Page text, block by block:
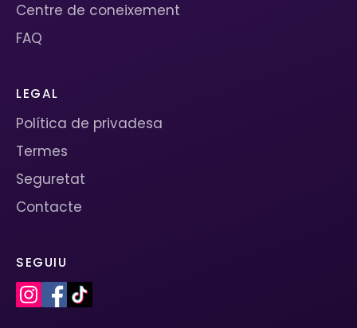
Centre de coneixement
FAQ
LEGAL
Política de privadesa
Termes
Seguretat
Contacte
SEGUIU